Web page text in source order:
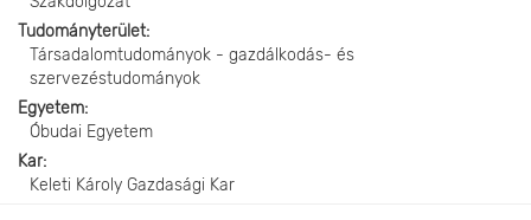
Tudományterület
Társadalomtudományok - gazdálkodás- és
szervezéstudományok
Egyetem
Óbudai Egyetem
Kar
Keleti Károly Gazdasági Kar